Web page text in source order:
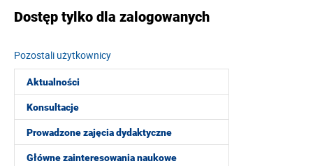
Aktualności
Konsultacje
Prowadzone zajęcia dydaktyczne
Główne zainteresowania naukowe
Dostęp tylko dla zalogowanych
Pozostali użytkownicy